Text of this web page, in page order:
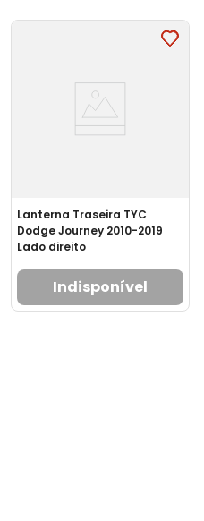
Lanterna Traseira TYC
Dodge Journey 2010-2019
Lado direito
Indisponível